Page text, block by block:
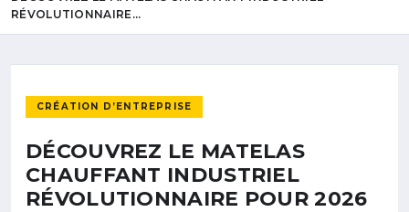
RÉVOLUTIONNAIRE…
CRÉATION D’ENTREPRISE
DÉCOUVREZ LE MATELAS
CHAUFFANT INDUSTRIEL
RÉVOLUTIONNAIRE POUR 2026